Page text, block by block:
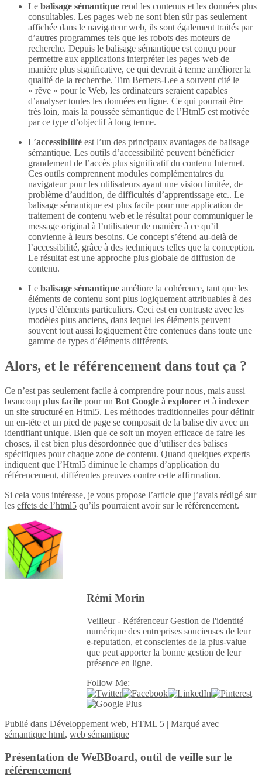
Le balisage sémantique rend les contenus et les données plus
consultables. Les pages web ne sont bien sûr pas seulement
affichée dans le navigateur web, ils sont également traités par
d’autres programmes tels que les robots des moteurs de
recherche. Depuis le balisage sémantique est conçu pour
permettre aux applications interpréter les pages web de
manière plus significative, ce qui devrait à terme améliorer la
qualité de la recherche. Tim Berners-Lee a souvent cité le
« rêve » pour le Web, les ordinateurs seraient capables
d’analyser toutes les données en ligne. Ce qui pourrait être
très loin, mais la poussée sémantique de l’Html5 est motivée
par ce type d’objectif à long terme.
L’accessibilité est l’un des principaux avantages de balisage
sémantique. Les outils d’accessibilité peuvent bénéficier
grandement de l’accès plus significatif du contenu Internet.
Ces outils comprennent modules complémentaires du
navigateur pour les utilisateurs ayant une vision limitée, de
problème d’audition, de difficultés d’apprentissage etc.. Le
balisage sémantique est plus facile pour une application de
traitement de contenu web et le résultat pour communiquer le
message original à l’utilisateur de manière à ce qu’il
convienne à leurs besoins. Ce concept s’étend au-delà de
l’accessibilité, grâce à des techniques telles que la conception.
Le résultat est une approche plus globale de diffusion de
contenu.
Le balisage sémantique améliore la cohérence, tant que les
éléments de contenu sont plus logiquement attribuables à des
types d’éléments particuliers. Ceci est en contraste avec les
modèles plus anciens, dans lequel les éléments peuvent
souvent tout aussi logiquement être contenues dans toute une
gamme de types d’éléments différents.
Alors, et le référencement dans tout ça ?
Ce n’est pas seulement facile à comprendre pour nous, mais aussi
beaucoup plus facile pour un Bot Google à explorer et à indexer
un site structuré en Html5. Les méthodes traditionnelles pour définir
un en-tête et un pied de page se composait de la balise div avec un
identifiant unique. Bien que ce soit un moyen efficace de faire les
choses, il est bien plus désordonnée que d’utiliser des balises
spécifiques pour chaque zone de contenu. Quand quelques experts
indiquent que l’Html5 diminue le champs d’application du
référencement, différentes preuves contre cette affirmation.
Si cela vous intéresse, je vous propose l’article que j’avais rédigé sur
les effets de l’html5 qu’ils pourraient avoir sur le référencement.
Rémi Morin
Veilleur - Référenceur Gestion de l'identité
numérique des entreprises soucieuses de leur
e-reputation, et conscientes de la plus-value
que peut apporter la bonne gestion de leur
présence en ligne.
Follow Me:
Publié dans Développement web, HTML 5 | Marqué avec
sémantique html, web sémantique
Présentation de WeBBoard, outil de veille sur le
référencement